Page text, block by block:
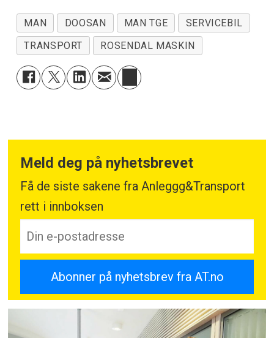
MAN DOOSAN MAN TGE
SERVICEBIL
TRANSPORT
ROSENDAL MASKIN
Meld deg på nyhetsbrevet
Få de siste sakene fra Anleggg&Transport
rett i innboksen